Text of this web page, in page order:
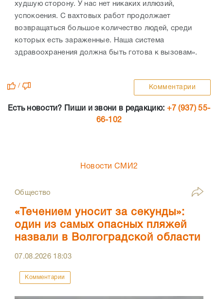
худшую сторону. У нас нет никаких иллюзий,
успокоения. С вахтовых работ продолжает
возвращаться большое количество людей, среди
которых есть зараженные. Наша система
здравоохранения должна быть готова к вызовам».
/ Комментарии
Есть новости? Пиши и звони в редакцию: +7 (937) 55-
66-102
Новости СМИ2
Общество
«Течением уносит за секунды»:
один из самых опасных пляжей
назвали в Волгоградской области
07.08.2026 18:03
Комментарии